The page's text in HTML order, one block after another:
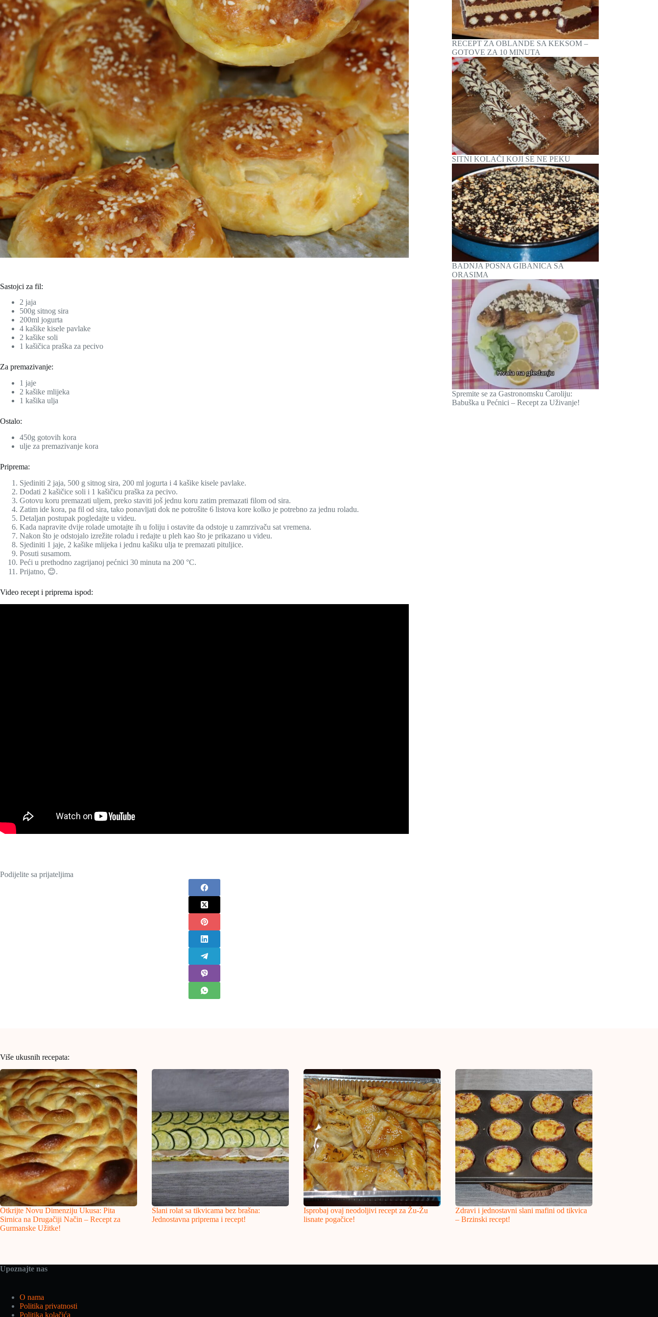
Sastojci za fil:
2 jaja
500g sitnog sira
200ml jogurta
4 kašike kisele pavlake
2 kašike soli
1 kašičica praška za pecivo
Za premazivanje:
1 jaje
2 kašike mlijeka
1 kašika ulja
Ostalo:
450g gotovih kora
ulje za premazivanje kora
Priprema:
Sjediniti 2 jaja, 500 g sitnog sira, 200 ml jogurta i 4 kašike kisele pavlake.
Dodati 2 kašičice soli i 1 kašičicu praška za pecivo.
Gotovu koru premazati uljem, preko staviti još jednu koru zatim premazati filom od sira.
Zatim ide kora, pa fil od sira, tako ponavljati dok ne potrošite 6 listova kore kolko je potrebno za jednu roladu.
Detaljan postupak pogledajte u videu.
Kada napravite dvije rolade umotajte ih u foliju i ostavite da odstoje u zamrzivaču sat vremena.
Nakon što je odstojalo izrežite roladu i redajte u pleh kao što je prikazano u videu.
Sjediniti 1 jaje, 2 kašike mlijeka i jednu kašiku ulja te premazati pituljice.
Posuti susamom.
Peći u prethodno zagrijanoj pećnici 30 minuta na 200 °C.
Prijatno, 😊.
Video recept i priprema ispod:
Podijelite sa prijateljima
RECEPT ZA OBLANDE SA KEKSOM –
GOTOVE ZA 10 MINUTA
SITNI KOLAČI KOJI SE NE PEKU
BADNJA POSNA GIBANICA SA
ORASIMA
Spremite se za Gastronomsku Čaroliju:
Babuška u Pećnici – Recept za Uživanje!
Više ukusnih recepata:
Otkrijte Novu Dimenziju Ukusa: Pita
Sirnica na Drugačiji Način – Recept za
Gurmanske Užitke!
Slani rolat sa tikvicama bez brašna:
Jednostavna priprema i recept!
Isprobaj ovaj neodoljivi recept za Žu-Žu
lisnate pogačice!
Zdravi i jednostavni slani mafini od tikvica
– Brzinski recept!
Upoznajte nas
O nama
Politika privatnosti
Politika kolačića